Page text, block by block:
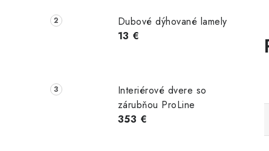
Dubové dýhované lamely
13 €
Interiérové dvere so
zárubňou ProLine
353 €